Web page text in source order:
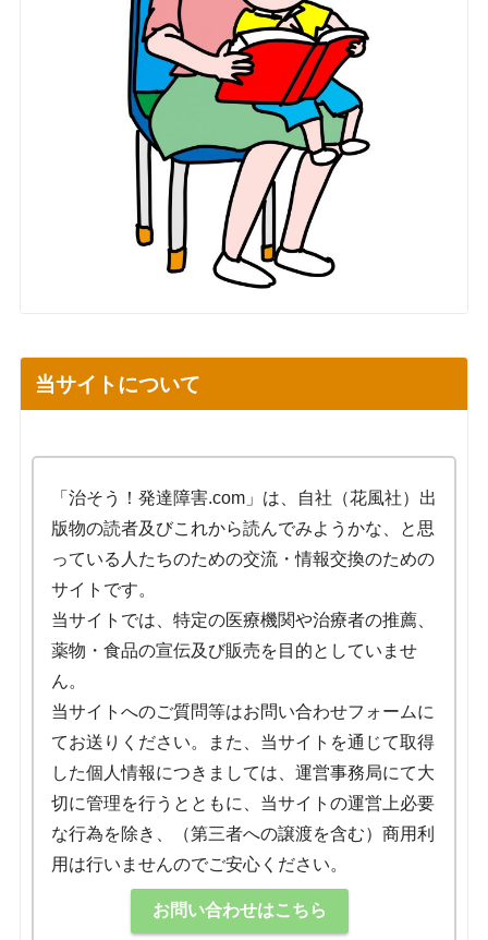
当サイトについて
「治そう！発達障害.com」は、自社（花風社）出
版物の読者及びこれから読んでみようかな、と思
っている人たちのための交流・情報交換のための
サイトです。
当サイトでは、特定の医療機関や治療者の推薦、
薬物・食品の宣伝及び販売を目的としていませ
ん。
当サイトへのご質問等はお問い合わせフォームに
てお送りください。また、当サイトを通じて取得
した個人情報につきましては、運営事務局にて大
切に管理を行うとともに、当サイトの運営上必要
な行為を除き、（第三者への譲渡を含む）商用利
用は行いませんのでご安心ください。
お問い合わせはこちら